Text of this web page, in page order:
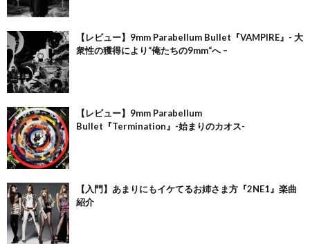
【レビュー】9mm Parabellum Bullet『VAMPIRE』- 大
衆性の獲得により“俺たちの9mm“へ –
【レビュー】9mm Parabellum
Bullet『Termination』-始まりのカオス-
【入門】あまりにもイケてるお姉さま方『2NE1』楽曲
紹介